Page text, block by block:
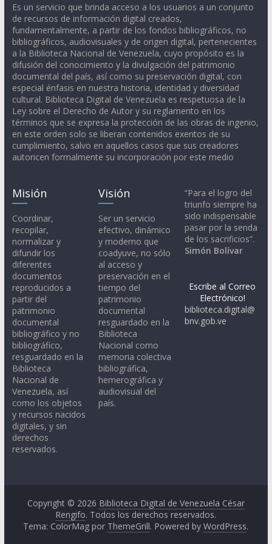
Es un servicio que brinda acceso a los usuarios a un conjunto
de recursos de información digital creados,
fundamentalmente, a partir de los fondos bibliográficos, no
bibliográficos, audiovisuales y de origen digital, pertenecientes
a la Biblioteca Nacional de Venezuela, cuyo propósito es la
difusión del conocimiento y la divulgación del patrimonio
documental del país, así como su preservación digital, con
especial énfasis en nuestra historia, identidad y diversidad
cultural. Biblioteca Digital de Venezuela es respetuosa de la
Ley sobre el Derecho de Autor y su reglamento en los
términos que se expresa la protección de las obras de ingenio,
en este orden solo se liberan contenidos exentos de su
cumplimiento, salvo en aquellos casos que sus creadores
autoricen formalmente su incorporación por este medio
Misión
Coordinar,
recopilar,
normalizar y
difundir los
diferentes
documentos
reproducidos a
partir del
patrimonio
documental
bibliográfico y no
bibliográfico,
resguardado en la
Biblioteca
Nacional de
Venezuela, así
como los objetos
y recursos nacidos
digitales, y sin
derechos
reservados.
Visión
Ser un servicio
efectivo, dinámico
y moderno que
coadyuve, no sólo
al acceso y
preservación en el
tiempo del
patrimonio
documental
resguardado en la
Biblioteca
Nacional como
memoria colectiva
bibliográfica,
hemerográfica y
audiovisual del
país.
“Para el logro del
triunfo siempre ha
sido indispensable
pasar por la senda
de los sacrificios”.
Simón Bolívar
Escribe al Correo
Electrónico!
biblioteca.digital@
bnv.gob.ve
Copyright © 2026 Biblioteca Digital de Venezuela César
Rengifo. Todos los derechos reservados.
Tema: ColorMag por ThemeGrill. Powered byWordPress.